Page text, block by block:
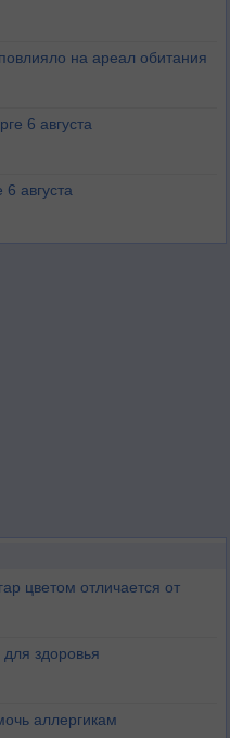
на ареал обитания
6 августа
августа
цветом отличается от
здоровья
аллергикам